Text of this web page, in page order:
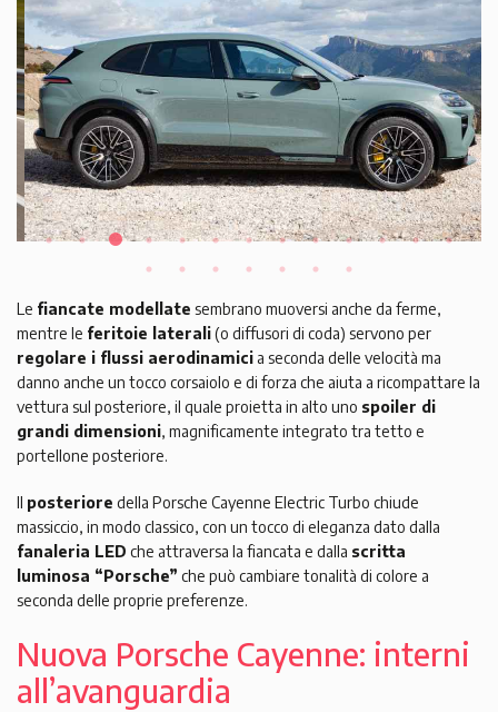
Le fiancate modellate sembrano muoversi anche da ferme,
mentre le feritoie laterali(o diffusori di coda) servono per
regolare i flussi aerodinamici a seconda delle velocità ma
danno anche un tocco corsaiolo e di forza che aiuta a ricompattare la
vettura sul posteriore, il quale proietta in alto uno spoiler di
grandi dimensioni, magnificamente integrato tra tetto e
portellone posteriore.
Il posteriore della Porsche Cayenne Electric Turbo chiude
massiccio, in modo classico, con un tocco di eleganza dato dalla
fanaleria LED che attraversa la fiancata e dalla scritta
luminosa “Porsche” che può cambiare tonalità di colore a
seconda delle proprie preferenze.
Nuova Porsche Cayenne: interni
all’avanguardia